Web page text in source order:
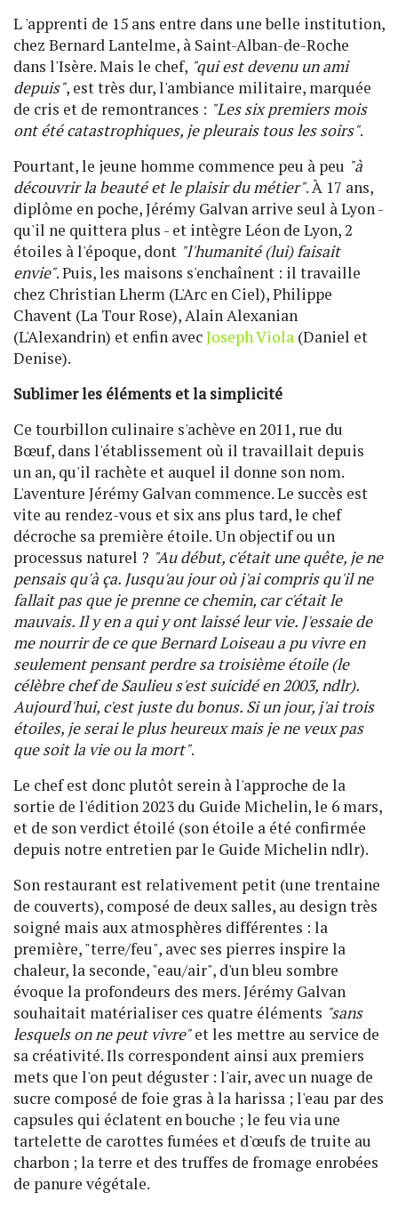
L 'apprenti de 15 ans entre dans une belle institution,
chez Bernard Lantelme, à Saint-Alban-de-Roche
dans l'Isère. Mais le chef, "qui est devenu un ami
depuis", est très dur, l'ambiance militaire, marquée
de cris et de remontrances : "Les six premiers mois
ont été catastrophiques, je pleurais tous les soirs".
Pourtant, le jeune homme commence peu à peu "à
découvrir la beauté et le plaisir du métier". À 17 ans,
diplôme en poche, Jérémy Galvan arrive seul à Lyon -
qu'il ne quittera plus - et intègre Léon de Lyon, 2
étoiles à l'époque, dont "l'humanité (lui) faisait
envie". Puis, les maisons s'enchaînent : il travaille
chez Christian Lherm (L'Arc en Ciel), Philippe
Chavent (La Tour Rose), Alain Alexanian
(L'Alexandrin) et enfin avecJoseph Viola (Daniel et
Denise).
Sublimer les éléments et la simplicité
Ce tourbillon culinaire s'achève en 2011, rue du
Bœuf, dans l'établissement où il travaillait depuis
un an, qu'il rachète et auquel il donne son nom.
L'aventure Jérémy Galvan commence. Le succès est
vite au rendez-vous et six ans plus tard, le chef
décroche sa première étoile. Un objectif ou un
processus naturel ? "Au début, c'était une quête, je ne
pensais qu'à ça. Jusqu'au jour où j'ai compris qu'il ne
fallait pas que je prenne ce chemin, car c'était le
mauvais. Il y en a qui y ont laissé leur vie. J'essaie de
me nourrir de ce que Bernard Loiseau a pu vivre en
seulement pensant perdre sa troisième étoile (le
célèbre chef de Saulieu s'est suicidé en 2003, ndlr).
Aujourd'hui, c'est juste du bonus. Si un jour, j'ai trois
étoiles, je serai le plus heureux mais je ne veux pas
que soit la vie ou la mort".
Le chef est donc plutôt serein à l'approche de la
sortie de l'édition 2023 du Guide Michelin, le 6 mars,
et de son verdict étoilé (son étoile a été confirmée
depuis notre entretien par le Guide Michelin ndlr).
Son restaurant est relativement petit (une trentaine
de couverts), composé de deux salles, au design très
soigné mais aux atmosphères différentes : la
première, "terre/feu", avec ses pierres inspire la
chaleur, la seconde, "eau/air", d'un bleu sombre
évoque la profondeurs des mers. Jérémy Galvan
souhaitait matérialiser ces quatre éléments "sans
lesquels on ne peut vivre"et les mettre au service de
sa créativité. Ils correspondent ainsi aux premiers
mets que l'on peut déguster : l'air, avec un nuage de
sucre composé de foie gras à la harissa ; l'eau par des
capsules qui éclatent en bouche ; le feu via une
tartelette de carottes fumées et d'œufs de truite au
charbon ; la terre et des truffes de fromage enrobées
de panure végétale.